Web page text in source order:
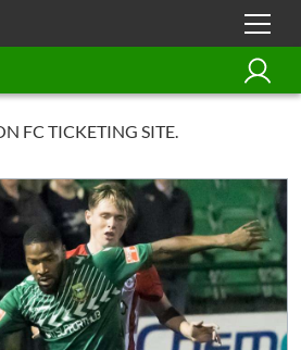
FC TICKETING SITE.